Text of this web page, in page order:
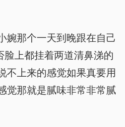
婉那个一天到晚跟在自己
脸上都挂着两道清鼻涕的
不上来的感觉如果真要用
觉那就是腻味非常非常腻